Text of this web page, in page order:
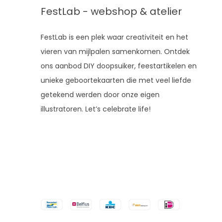
FestLab - webshop & atelier
FestLab is een plek waar creativiteit en het
vieren van mijlpalen samenkomen. Ontdek
ons aanbod DIY doopsuiker, feestartikelen en
unieke geboortekaarten die met veel liefde
getekend werden door onze eigen
illustratoren. Let’s celebrate life!